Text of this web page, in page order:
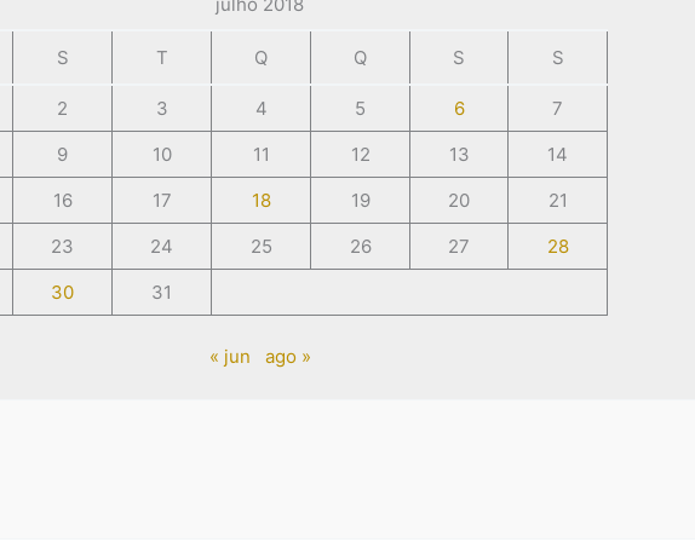
S T Q Q S S
2 3 4 5 6
7
9 10 11 12 13
14
16 17 18 19 20
21
23 24 25 26 27
28
30 31
« jun ago »